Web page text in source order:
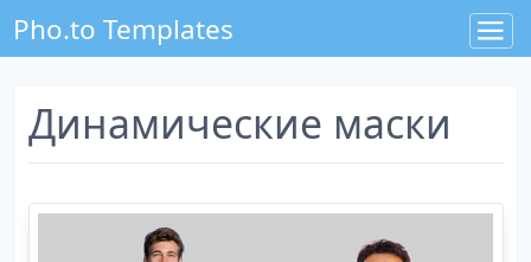
Pho.to Templates
Динамические маски